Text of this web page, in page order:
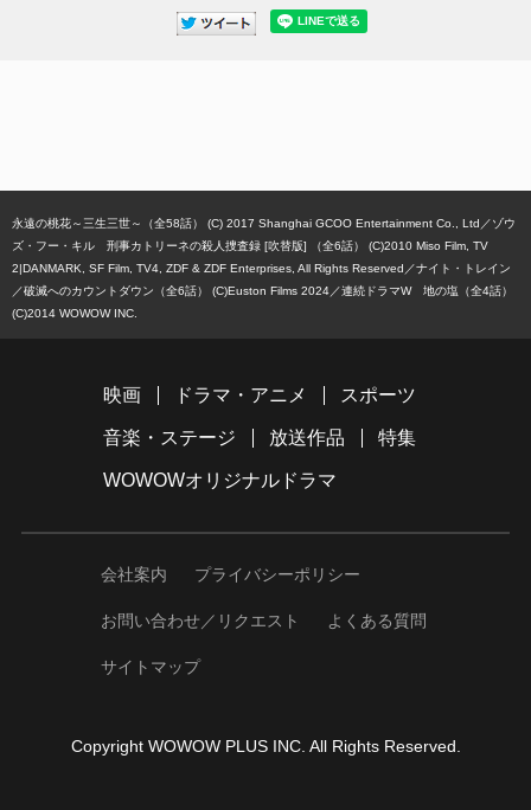
永遠の桃花～三生三世～（全58話） (C) 2017 Shanghai GCOO Entertainment Co., Ltd
ゾウ
ズ・フー・キル 刑事カトリーネの殺人捜査録 [吹替版] （全6話） (C)2010 Miso Film, TV
2|DANMARK, SF Film, TV4, ZDF & ZDF Enterprises, All Rights Reserved
ナイト・トレイン
／破滅へのカウントダウン（全6話） (C)Euston Films 2024
連続ドラマW 地の塩（全4話）
(C)2014 WOWOW INC.
映画 ドラマ・アニメ スポーツ
音楽・ステージ 放送作品 特集
WOWOWオリジナルドラマ
会社案内 プライバシーポリシー
お問い合わせ／リクエスト よくある質問
サイトマップ
Copyright WOWOW PLUS INC. All Rights Reserved.